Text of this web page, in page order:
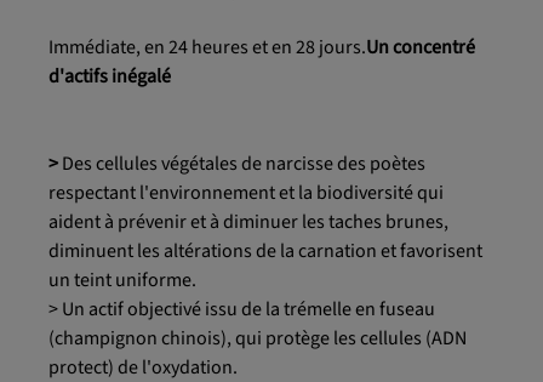
Immédiate, en 24 heures et en 28 jours.Un concentré
d'actifs inégalé
>Des cellules végétales de narcisse des poètes
respectant l'environnement et la biodiversité qui
aident à prévenir et à diminuer les taches brunes,
diminuent les altérations de la carnation et favorisent
un teint uniforme.
> Un actif objectivé issu de la trémelle en fuseau
(champignon chinois), qui protège les cellules (ADN
protect) de l'oxydation.